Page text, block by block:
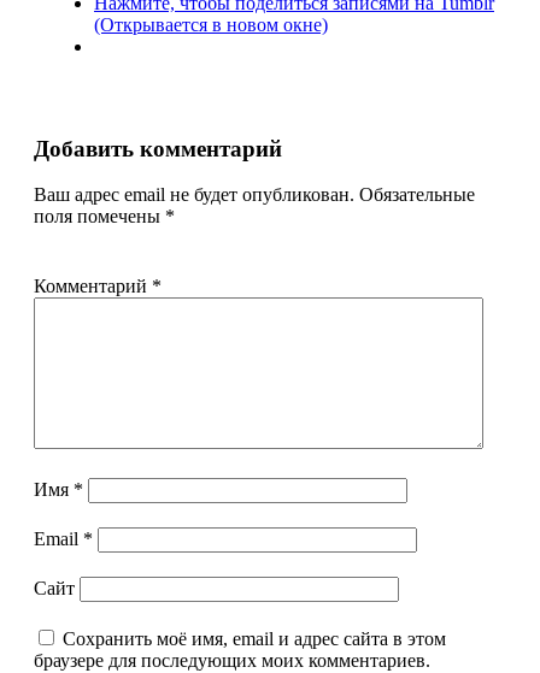
(Открывается в новом окне)
Добавить комментарий
Ваш адрес email не будет опубликован. Обязательные
поля помечены *
Комментарий *
Имя *
Email *
Сайт
Сохранить моё имя, email и адрес сайта в этом
браузере для последующих моих комментариев.